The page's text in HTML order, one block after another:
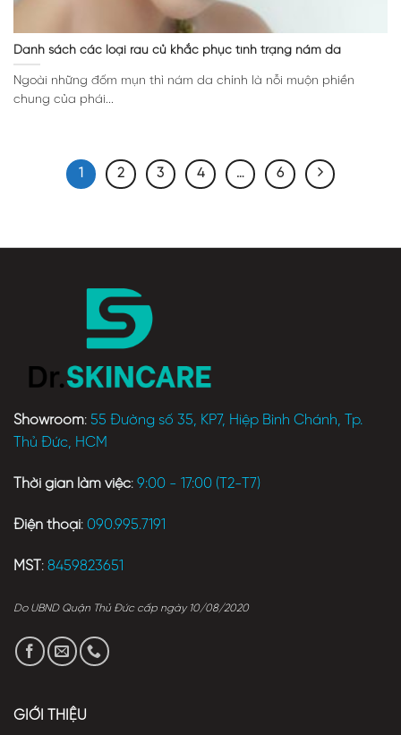
Danh sách các loại rau củ khắc phục tình trạng nám da
Ngoài những đốm mụn thì nám da chính là nỗi muộn phiền
chung của phái...
1 2 3 4 … 6
Showroom: 55 Đường số 35, KP7, Hiệp Bình Chánh, Tp.
Thủ Đức, HCM
Thời gian làm việc: 9:00 - 17:00 (T2-T7)
Điện thoại: 090.995.7191
MST : 8459823651
Do UBND Quận Thủ Đức cấp ngày 10/08/2020
GIỚI THIỆU